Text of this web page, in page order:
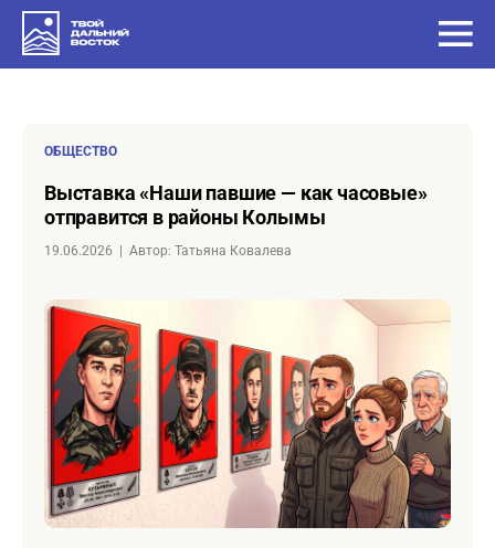
ОБЩЕСТВО
Выставка «Наши павшие — как часовые»
отправится в районы Колымы
19.06.2026 Автор: Татьяна Ковалева